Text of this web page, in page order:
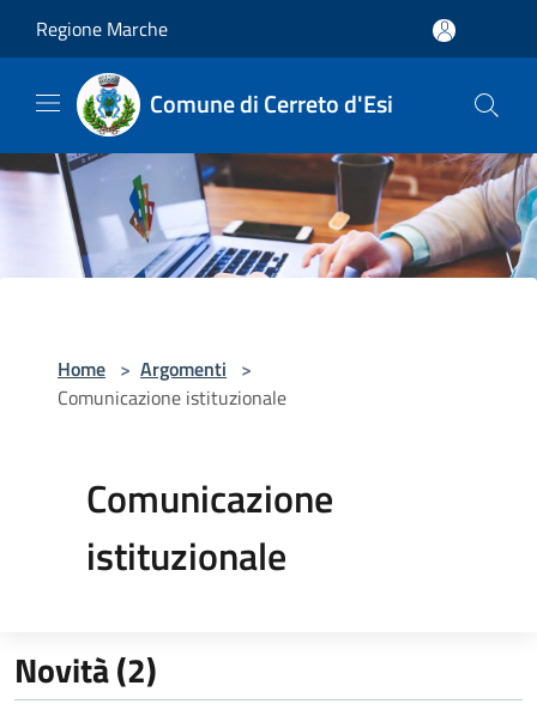
Regione Marche
Comune di Cerreto d'Esi
Home > Argomenti >
Comunicazione istituzionale
Comunicazione
istituzionale
Novità (2)